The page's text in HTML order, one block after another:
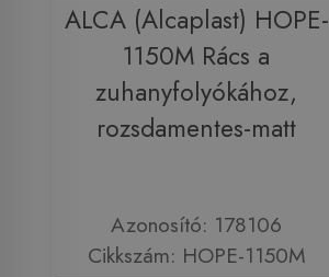
ALCA (Alcaplast) HOPE-
1150M Rács a
zuhanyfolyókához,
rozsdamentes-matt
Azonosító: 178106
Cikkszám: HOPE-1150M